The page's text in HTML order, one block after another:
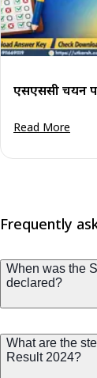
एसएससी चयन
Read More
Frequently
When was the
declared?
What are the
Result 2024?